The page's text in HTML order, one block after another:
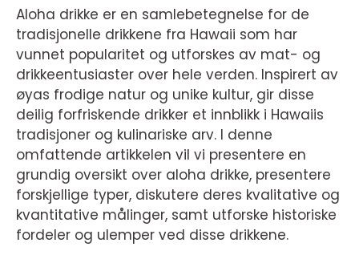
Aloha drikke er en samlebetegnelse for de
tradisjonelle drikkene fra Hawaii som har
vunnet popularitet og utforskes av mat- og
drikkeentusiaster over hele verden. Inspirert av
øyas frodige natur og unike kultur, gir disse
deilig forfriskende drikker et innblikk i Hawaiis
tradisjoner og kulinariske arv. I denne
omfattende artikkelen vil vi presentere en
grundig oversikt over aloha drikke, presentere
forskjellige typer, diskutere deres kvalitative og
kvantitative målinger, samt utforske historiske
fordeler og ulemper ved disse drikkene.